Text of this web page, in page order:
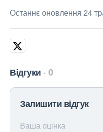
Останнє оновлення 24
Відгуки 0
Залишити відгук
Ваша оцінка